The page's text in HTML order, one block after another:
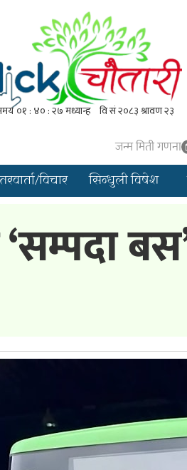
जन्म मिती गणना
विचार सिन्धुली विषेश